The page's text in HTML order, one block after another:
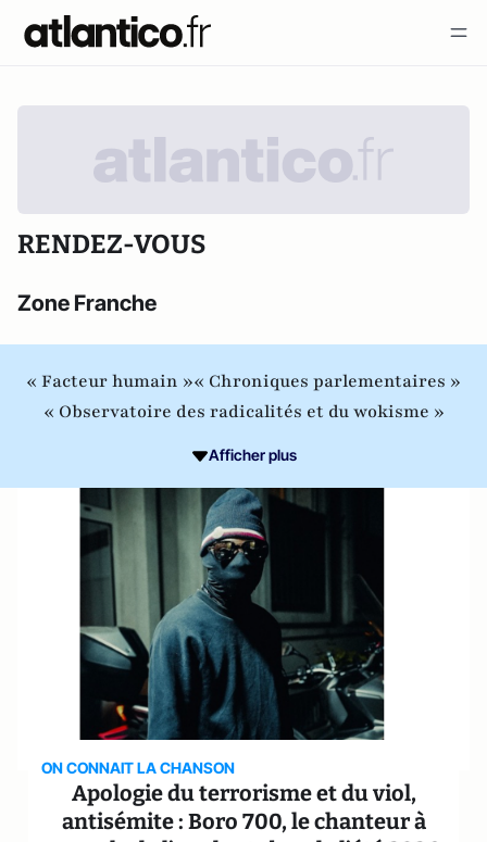
RENDEZ-VOUS
Zone Franche
« Facteur humain »« Chroniques parlementaires »
« Observatoire des radicalités et du wokisme »
Afficher plus
ON CONNAIT LA CHANSON
Apologie du terrorisme et du viol,
antisémite : Boro 700, le chanteur à